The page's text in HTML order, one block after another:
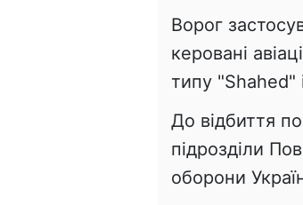
Ворог
керовані
типу "Shahed"
До відбиття
підрозділи
оборони